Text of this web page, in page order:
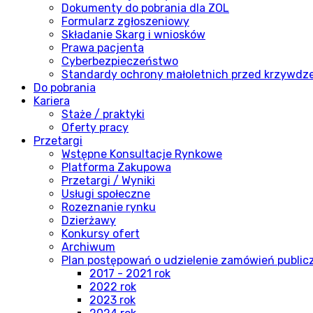
Dokumenty do pobrania dla ZOL
Formularz zgłoszeniowy
Składanie Skarg i wniosków
Prawa pacjenta
Cyberbezpieczeństwo
Standardy ochrony małoletnich przed
Do pobrania
Kariera
Staże / praktyki
Oferty pracy
Przetargi
Wstępne Konsultacje Rynkowe
Platforma Zakupowa
Przetargi / Wyniki
Usługi społeczne
Rozeznanie rynku
Dzierżawy
Konkursy ofert
Archiwum
Plan postępowań o udzielenie zamówień
2017 - 2021 rok
2022 rok
2023 rok